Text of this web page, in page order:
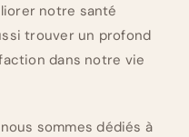
notre santé
trouver un profond
dans notre vie
sommes dédiés à